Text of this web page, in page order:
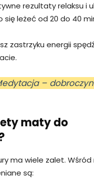
rezultaty relaksu i
się leżeć od 20 do 40
zastrzyku energii
–
maty do
ma wiele zalet. Wśród
są: